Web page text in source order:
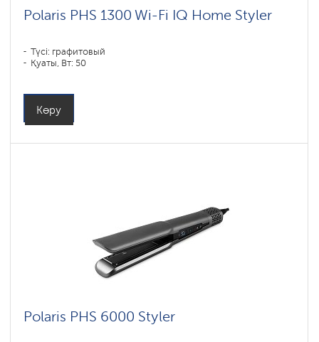
Polaris PHS 1300 Wi-Fi IQ Home Styler
Түсі: графитовый
Қуаты, Вт: 50
Көру
Polaris PHS 6000 Styler